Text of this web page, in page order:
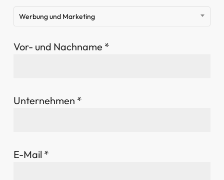
Werbung und Marketing
Vor- und Nachname *
Unternehmen *
E-Mail *